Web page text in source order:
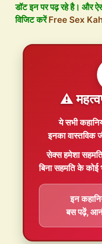
डॉट इन पर पढ़ रहे है। और
विजिट करेंFree Sex
⚠️
ये सभी
इनका वास्तविक
सेक्स हमेशा
बिना सहमति के
इन
बस पढ़ें,